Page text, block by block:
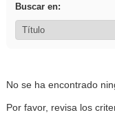
Buscar en:
No se ha encontrado
Por favor, revisa los